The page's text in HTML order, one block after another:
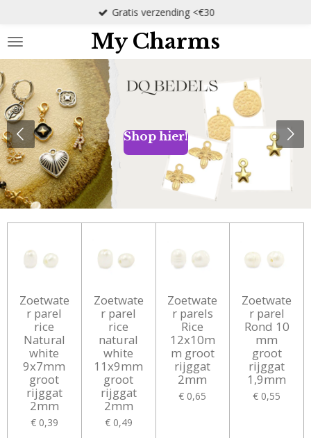
naar
de
My Charms
Gratis verzending <€30
Shop hier!
Zoetwate
r parel
rice
Natural
white
9x7mm
groot
rijggat
2mm
€ 0,39
Zoetwate
r parel
rice
natural
white
11x9mm
groot
rijggat
2mm
€ 0,49
Zoetwate
r parels
Rice
12x10m
m groot
rijggat
2mm
€ 0,65
Zoetwate
r parel
Rond 10
mm
groot
rijggat
1,9mm
€ 0,55